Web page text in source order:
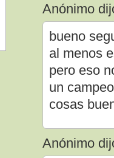
Anónimo
bueno
al menos
pero eso
un
cosas
Anónimo